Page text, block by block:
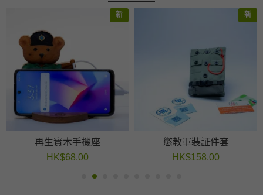
新
再生實木手機座
HK$68.00
新
懲教軍裝証件套
HK$158.00